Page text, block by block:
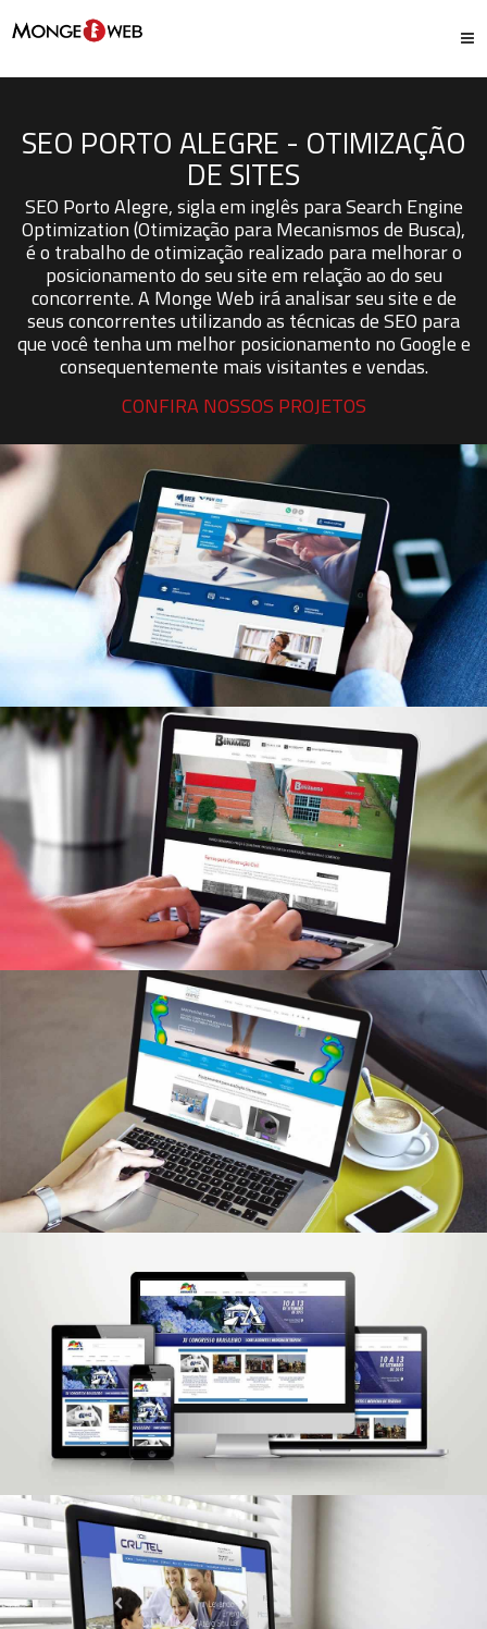
SEO PORTO ALEGRE - OTIMIZAÇÃO
DE SITES
SEO Porto Alegre, sigla em inglês para Search Engine
Optimization (Otimização para Mecanismos de Busca),
é o trabalho de otimização realizado para melhorar o
posicionamento do seu site em relação ao do seu
concorrente. A Monge Web irá analisar seu site e de
seus concorrentes utilizando as técnicas de SEO para
que você tenha um melhor posicionamento no Google e
consequentemente mais visitantes e vendas.
CONFIRA NOSSOS PROJETOS